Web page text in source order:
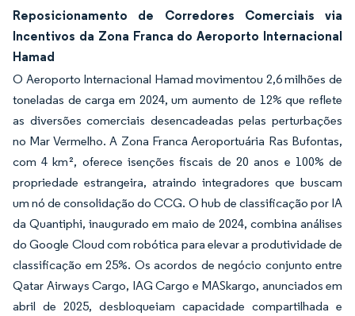
Reposicionamento de Corredores Comerciais via
Incentivos da Zona Franca do Aeroporto Internacional
Hamad
O Aeroporto Internacional Hamad movimentou 2,6 milhões de
toneladas de carga em 2024, um aumento de 12% que reflete
as diversões comerciais desencadeadas pelas perturbações
no Mar Vermelho. A Zona Franca Aeroportuária Ras Bufontas,
com 4 km², oferece isenções fiscais de 20 anos e 100% de
propriedade estrangeira, atraindo integradores que buscam
um nó de consolidação do CCG. O hub de classificação por IA
da Quantiphi, inaugurado em maio de 2024, combina análises
do Google Cloud com robótica para elevar a produtividade de
classificação em 25%. Os acordos de negócio conjunto entre
Qatar Airways Cargo, IAG Cargo e MASkargo, anunciados em
abril de 2025, desbloqueiam capacidade compartilhada e